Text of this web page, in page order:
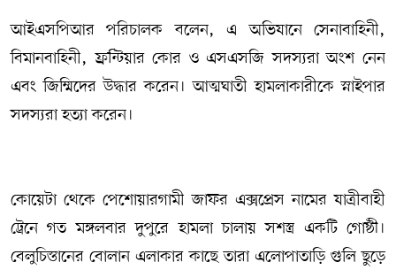
আইএসপিআর পরিচালক বলেন, এ অভিযানে সেনাবাহিনী,
বিমানবাহিনী, ফ্রন্টিয়ার কোর ও এসএসজি সদস্যরা অংশ নেন
এবং জিম্মিদের উদ্ধার করেন। আত্মঘাতী হামলাকারীকে স্নাইপার
সদস্যরা হত্যা করেন।
কোয়েটা থেকে পেশোয়ারগামী জাফর এক্সপ্রেস নামের যাত্রীবাহী
ট্রেনে গত মঙ্গলবার দুপুরে হামলা চালায় সশস্ত্র একটি গোষ্ঠী।
বেলুচিস্তানের বোলান এলাকার কাছে তারা এলোপাতাড়ি গুলি ছুড়ে